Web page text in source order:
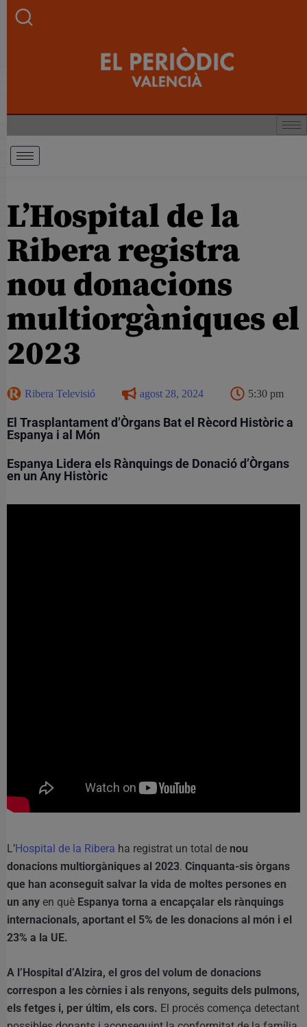
L’Hospital de la
Ribera registra
nou donacions
multiorgàniques el
2023
Ribera Televisió agost 28, 2024 5:30 pm
El Trasplantament d’Òrgans Bat el Rècord Històric a
Espanya i al Món
Espanya Lidera els Rànquings de Donació d’Òrgans
en un Any Històric
L’Hospital de la Ribera ha registrat un total de nou
donacions multiorgàniques al 2023. Cinquanta-sis òrgans
que han aconseguit salvar la vida de moltes persones en
un any en què Espanya torna a encapçalar els rànquings
internacionals, aportant el 5% de les donacions al món i el
23% a la UE.
A l’Hospital d’Alzira, el gros del volum de donacions
correspon a les còrnies i als renyons, seguits dels pulmons,
els fetges i, per últim, els cors. El procés comença detectant